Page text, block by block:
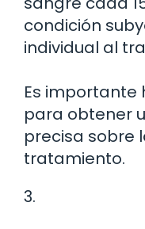
condición
individual al
Es importante
para obtener
precisa sobre
tratamiento.
3.